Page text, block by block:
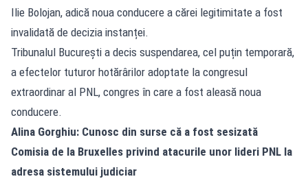
Ilie Bolojan, adică noua conducere a cărei legitimitate a fost
invalidată de decizia instanței.
Tribunalul București a decis suspendarea, cel puțin temporară,
a efectelor tuturor hotărârilor adoptate la congresul
extraordinar al PNL, congres în care a fost aleasă noua
conducere.
Alina Gorghiu: Cunosc din surse că a fost sesizată
Comisia de la Bruxelles privind atacurile unor lideri PNL la
adresa sistemului judiciar